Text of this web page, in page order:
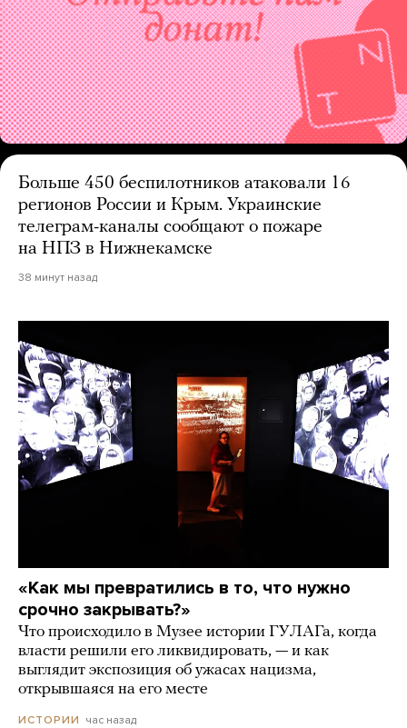
Больше 450 беспилотников атаковали 16
регионов России и Крым. Украинские
телеграм-каналы сообщают о пожаре
на НПЗ в Нижнекамске
38 минут назад
«Как мы превратились в то, что нужно
срочно закрывать?»
Что происходило в Музее истории ГУЛАГа, когда
власти решили его ликвидировать, — и как
выглядит экспозиция об ужасах нацизма,
открывшаяся на его месте
ИСТОРИИ час назад